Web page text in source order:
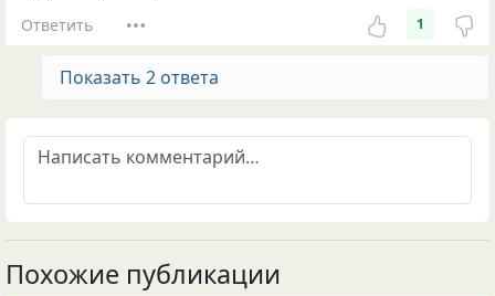
Ответить 1
Показать 2 ответа
Похожие публикации